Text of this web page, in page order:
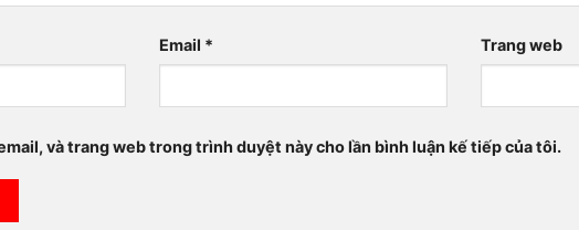
Email * Trang web
và trang web trong trình duyệt này cho lần bình luận kế tiếp của tôi.